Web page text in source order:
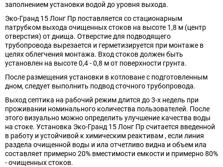
заполнением установки водой до уровня выхода.
Эко-Гранд 15 Лонг Пр поставляется со стационарным
патрубком выхода очищенных стоков на высоте 1,8 м (центр
отверстия) от днища. Отверстие для подводящего
трубопровода вырезается и герметизируется при монтаже в
целях облегчения монтажа. Вход стоков должен быть
установлен на высоте 0,4 - 0,8 м от поверхности грунта.
После размещения установки в котловане с подготовленным
дном, следует выполнить подвод сточного трубопровода.
Выход септика на рабочий режим длится до 3-х недель при
проживании номинального количества пользователей. После
этого визуально можно определить улучшение качества воды
на стоке. Установка Эко-Гранд 15 Лонг Пр считается введенной
в работу и устойчивой к химическим реактивам , если линия
раздела очищенной воды и ила отчетливо видна и объем ила
составляет примерно 20% вместимости емкости и примерно 80%
- очищенных стоков.